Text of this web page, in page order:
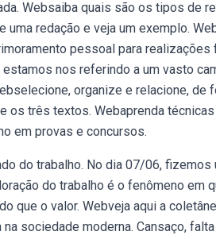
Websaiba quais são os tipos de
redação e veja um exemplo.
pessoal para
nos referindo a um vasto
organize e relacione, de
os três textos. Webaprenda
em provas e concursos.
do trabalho. No dia 07/06,
do trabalho é o fenômeno em
que o valor. Webveja aqui a
sociedade moderna. Cansaço,